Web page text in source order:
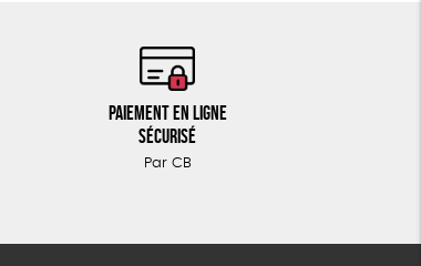
Paiement en ligne
sécurisé
Par CB